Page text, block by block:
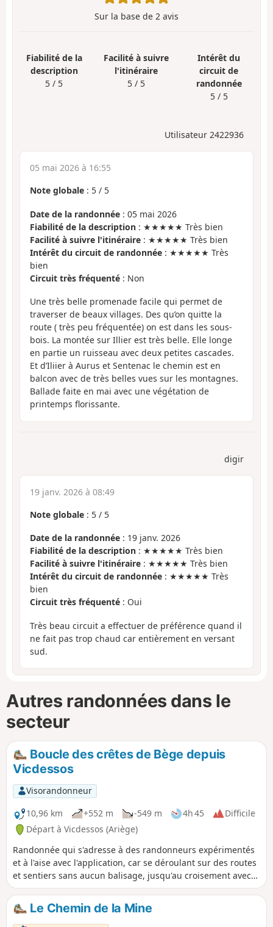
Sur la base de 2 avis
Fiabilité de la
description
5 / 5
Facilité à suivre
l'itinéraire
5 / 5
Intérêt du
circuit de
randonnée
5 / 5
Utilisateur 2422936
05 mai 2026 à 16:55
Note globale : 5 / 5
Date de la randonnée : 05 mai 2026
Fiabilité de la description : ★★★★★ Très bien
Facilité à suivre l'itinéraire : ★★★★★ Très bien
Intérêt du circuit de randonnée : ★★★★★ Très
bien
Circuit très fréquenté : Non
Une très belle promenade facile qui permet de
traverser de beaux villages. Des qu’on quitte la
route ( très peu fréquentée) on est dans les sous-
bois. La montée sur Illier est très belle. Elle longe
en partie un ruisseau avec deux petites cascades.
Et d’Iliier à Aurus et Sentenac le chemin est en
balcon avec de très belles vues sur les montagnes.
Ballade faite en mai avec une végétation de
printemps florissante.
digir
19 janv. 2026 à 08:49
Note globale : 5 / 5
Date de la randonnée : 19 janv. 2026
Fiabilité de la description : ★★★★★ Très bien
Facilité à suivre l'itinéraire : ★★★★★ Très bien
Intérêt du circuit de randonnée : ★★★★★ Très
bien
Circuit très fréquenté : Oui
Très beau circuit a effectuer de préférence quand il
ne fait pas trop chaud car entièrement en versant
sud.
Autres randonnées dans le
secteur
Boucle des crêtes de Bège depuis
Vicdessos
Visorandonneur
10,96 km
+552 m -549 m 4h 45
Difficile
Départ à Vicdessos (Ariège)
Randonnée qui s'adresse à des randonneurs expérimentés
et à l'aise avec l'application, car se déroulant sur des routes
et sentiers sans aucun balisage, jusqu'au croisement avec
le GR® Tour des Trois Seigneurs, au point haut des Crêtes
de Bège. Les sentiers sont des sentiers anciens, mais
encore facilement repérables et faciles à suivre,
Le Chemin de la Mine